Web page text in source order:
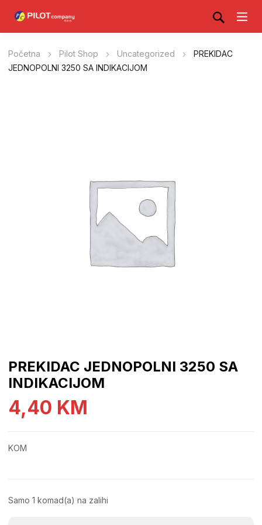
Početna Pilot Shop Uncategorized
PREKIDAC
JEDNOPOLNI 3250 SA INDIKACIJOM
PREKIDAC JEDNOPOLNI 3250 SA
INDIKACIJOM
4,40 KM
KOM
Samo 1 komad(a) na zalihi